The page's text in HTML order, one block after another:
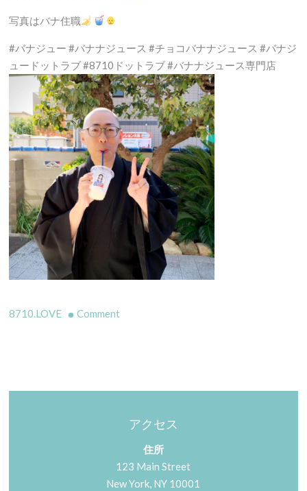
写真はバナ住職
#バナジュー #バナナジュース #チョコバナナジュース #バナジ
ュードットラブ #8710ドットラブ #バナナジュース専門店
8710.LOVE Commenton
アクセス
住所
123 Main Street
New York, NY 10001